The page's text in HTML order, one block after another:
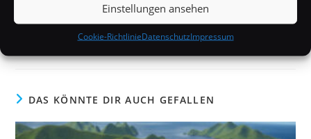
Einstellungen ansehen
Cookie-RichtlinieDatenschutzImpressum
Nächster Beitrag
Wie viel Gold gibt es auf der Welt?
DAS KÖNNTE DIR AUCH GEFALLEN